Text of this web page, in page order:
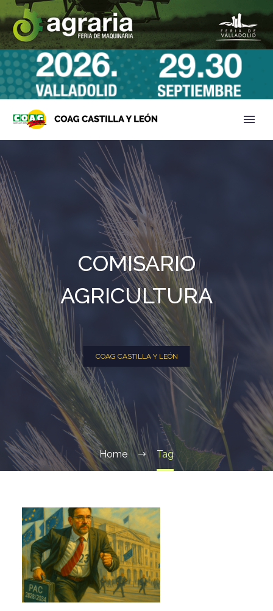
COMISARIO
AGRICULTURA
COAG CASTILLA Y LEÓN
Home Tag